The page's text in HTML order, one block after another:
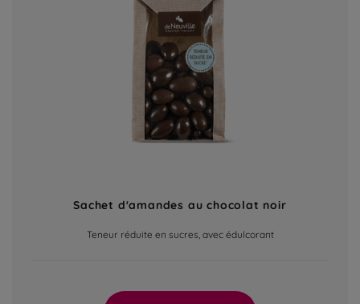
Sachet d'amandes au chocolat noir
Teneur réduite en sucres, avec édulcorant